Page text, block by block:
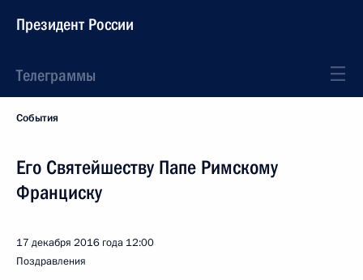
Президент России
Телеграммы
События
Его Святейшеству Папе Римскому
Франциску
17 декабря 2016 года 12:00
Поздравления